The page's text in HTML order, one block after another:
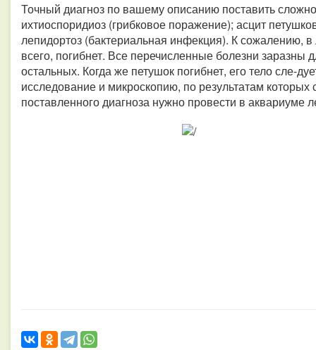
Точный диагноз по вашему описанию поставить
ихтиоспоридиоз (грибковое поражение); асцит
лепидортоз (бактериальная инфекция). К сожалению,
всего, погибнет. Все перечисленные болезни заразны
остальных. Когда же петушок погибнет, его тело сле-
исследование и микроскопию, по результатам
поставленного диагноза нужно провести в аквариуме